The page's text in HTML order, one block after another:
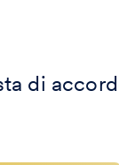
di